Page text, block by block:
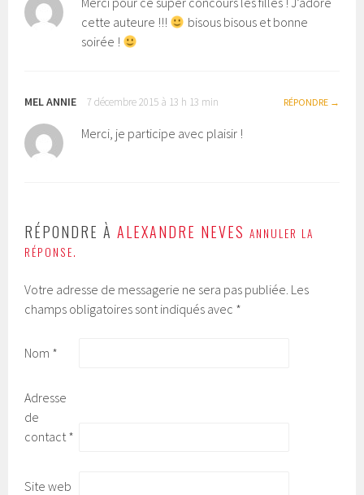
cette auteure !!!
bisous bisous et bonne
soirée !
MEL ANNIE 7 décembre 2015 à 13 h 13 min RÉPONDRE
Merci, je participe avec plaisir !
RÉPONDRE ÀALEXANDRE NEVES ANNULER LA
RÉPONSE.
Votre adresse de messagerie ne sera pas publiée. Les
champs obligatoires sont indiqués avec *
Nom *
Adresse
de
contact*
Site web